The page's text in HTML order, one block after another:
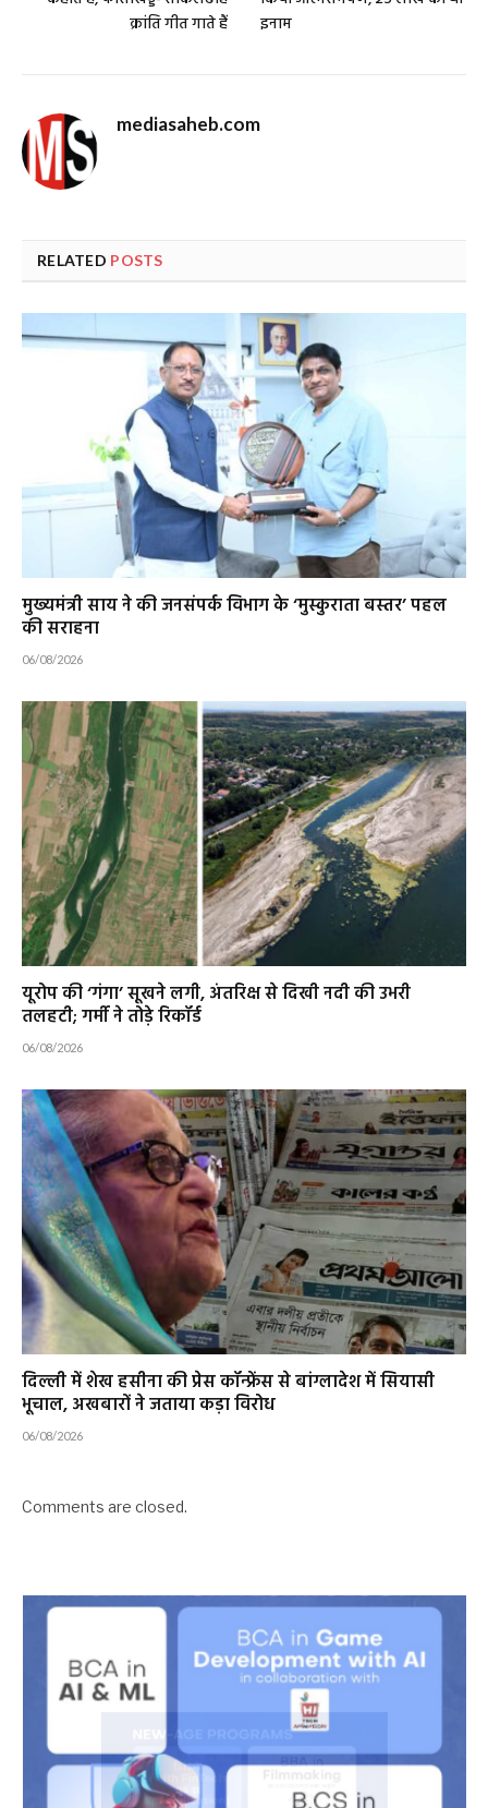
क्रांति गीत गाते हैं
इनाम
mediasaheb.com
RELATED POSTS
मुख्यमंत्री साय ने की जनसंपर्क विभाग के ‘मुस्कुराता बस्तर’ पहल
की सराहना
06/08/2026
यूरोप की ‘गंगा’ सूखने लगी, अंतरिक्ष से दिखी नदी की उभरी
तलहटी; गर्मी ने तोड़े रिकॉर्ड
06/08/2026
दिल्ली में शेख हसीना की प्रेस कॉन्फ्रेंस से बांग्लादेश में सियासी
भूचाल, अखबारों ने जताया कड़ा विरोध
06/08/2026
Comments are closed.